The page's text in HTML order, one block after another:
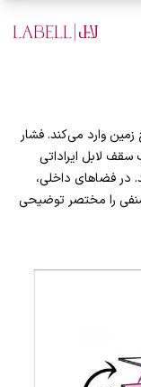
وارد می‌کند. فشار
لابل ایراداتی
در فضاهای داخلی،
را مختصر توضیحی